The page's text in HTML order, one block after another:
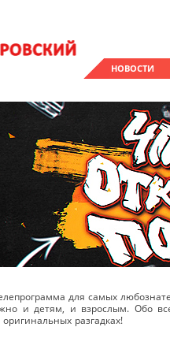
НОВОСТИ
для самых
и детям, и взрослым. Обо
разгадках!